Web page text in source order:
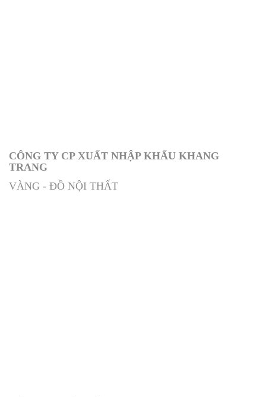
CÔNG TY CP XUẤT NHẬP KHẨU KHANG
TRANG
VÀNG - ĐỒ NỘI THẤT